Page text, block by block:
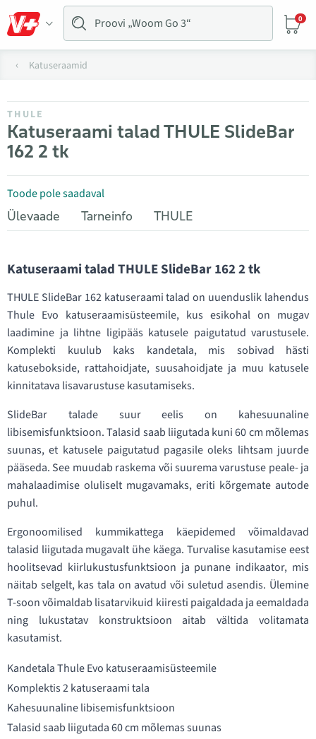
0
Katuseraamid
THULE
Katuseraami talad THULE SlideBar
162 2 tk
Toode pole saadaval
Ülevaade
Tarneinfo THULE
Katuseraami talad THULE SlideBar 162 2 tk
THULE SlideBar 162 katuseraami talad on uuenduslik lahendus
Thule Evo katuseraamisüsteemile, kus esikohal on mugav
laadimine ja lihtne ligipääs katusele paigutatud varustusele.
Komplekti kuulub kaks kandetala, mis sobivad hästi
katusebokside, rattahoidjate, suusahoidjate ja muu katusele
kinnitatava lisavarustuse kasutamiseks.
SlideBar talade suur eelis on kahesuunaline
libisemisfunktsioon. Talasid saab liigutada kuni 60 cm mõlemas
suunas, et katusele paigutatud pagasile oleks lihtsam juurde
pääseda. See muudab raskema või suurema varustuse peale- ja
mahalaadimise oluliselt mugavamaks, eriti kõrgemate autode
puhul.
Ergonoomilised kummikattega käepidemed võimaldavad
talasid liigutada mugavalt ühe käega. Turvalise kasutamise eest
hoolitsevad kiirlukustusfunktsioon ja punane indikaator, mis
näitab selgelt, kas tala on avatud või suletud asendis. Ülemine
T-soon võimaldab lisatarvikuid kiiresti paigaldada ja eemaldada
ning lukustatav konstruktsioon aitab vältida volitamata
kasutamist.
Kandetala Thule Evo katuseraamisüsteemile
Komplektis 2 katuseraami tala
Kahesuunaline libisemisfunktsioon
Talasid saab liigutada 60 cm mõlemas suunas